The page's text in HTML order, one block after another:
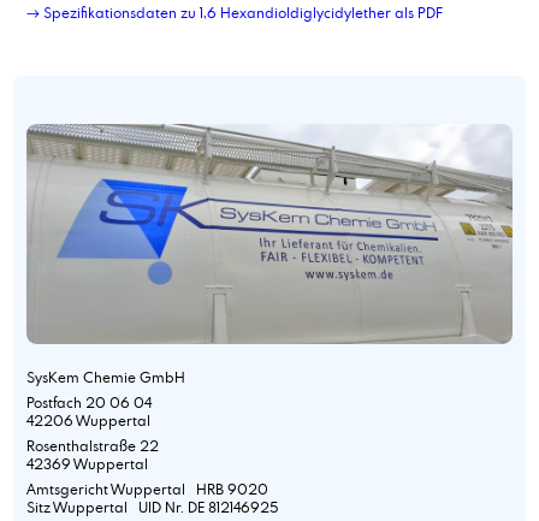
→ Spezifikationsdaten zu 1,6 Hexandioldiglycidylether als PDF
SysKem Chemie GmbH
Postfach 20 06 04
42206 Wuppertal
Rosenthalstraße 22
42369 Wuppertal
Amtsgericht Wuppertal HRB 9020
Sitz Wuppertal UID Nr. DE 812146925